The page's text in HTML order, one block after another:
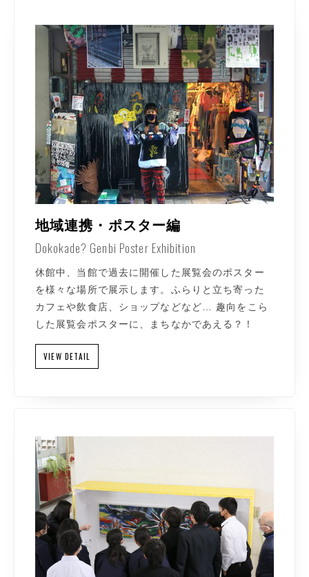
地域連携・ポスター編
Dokokade? Genbi Poster Exhibition
休館中、当館で過去に開催した展覧会のポスター
を様々な場所で展示します。ふらりと立ち寄った
カフェや飲食店、ショップなどなど… 趣向をこら
した展覧会ポスターに、まちなかであえる？！
VIEW DETAIL